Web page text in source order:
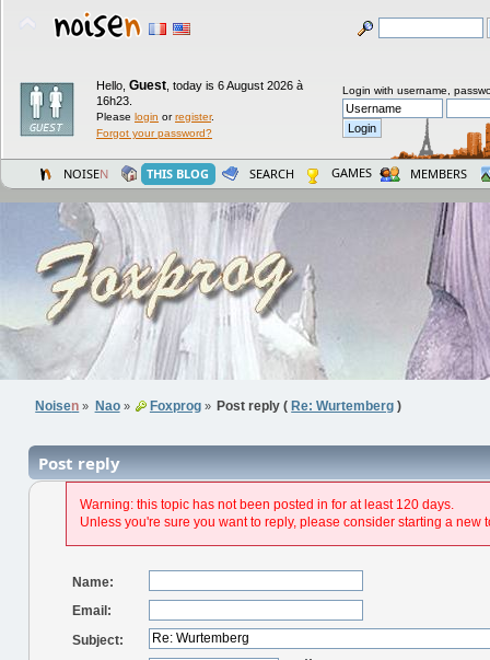
Hello, Guest today is 6 August 2026 à
16h23.
Please login orregister.
Forgot your password?
Login with username,
NOISEN THIS BLOG SEARCH GAMES MEMBERS
Noisen » Nao» Foxprog» Post reply ( Re: Wurtemberg )
Post reply
Warning: this topic has not been posted in for at least 120 days.
Unless you're sure you want to reply, please consider starting a new
Name:
Email:
Subject: